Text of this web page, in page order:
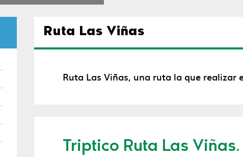
Ruta Las Viñas
Ruta Las Viñas, una ruta la que realizar
Triptico Ruta Las Viñas.